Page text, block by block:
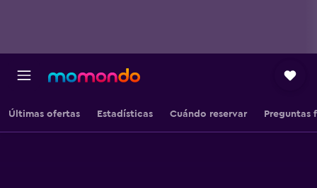
Últimas ofertas Estadísticas Cuándo reservar Preguntas